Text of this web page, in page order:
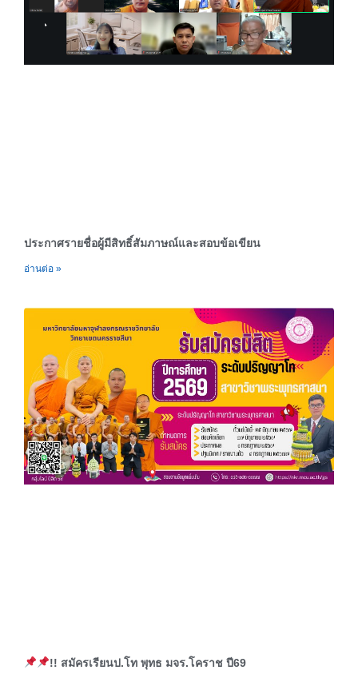
ประกาศรายชื่อผู้มีสิทธิ์สัมภาษณ์และสอบข้อเขียน
อ่านต่อ »
!! สมัครเรียนป.โท พุทธ มจร.โคราช ปี69